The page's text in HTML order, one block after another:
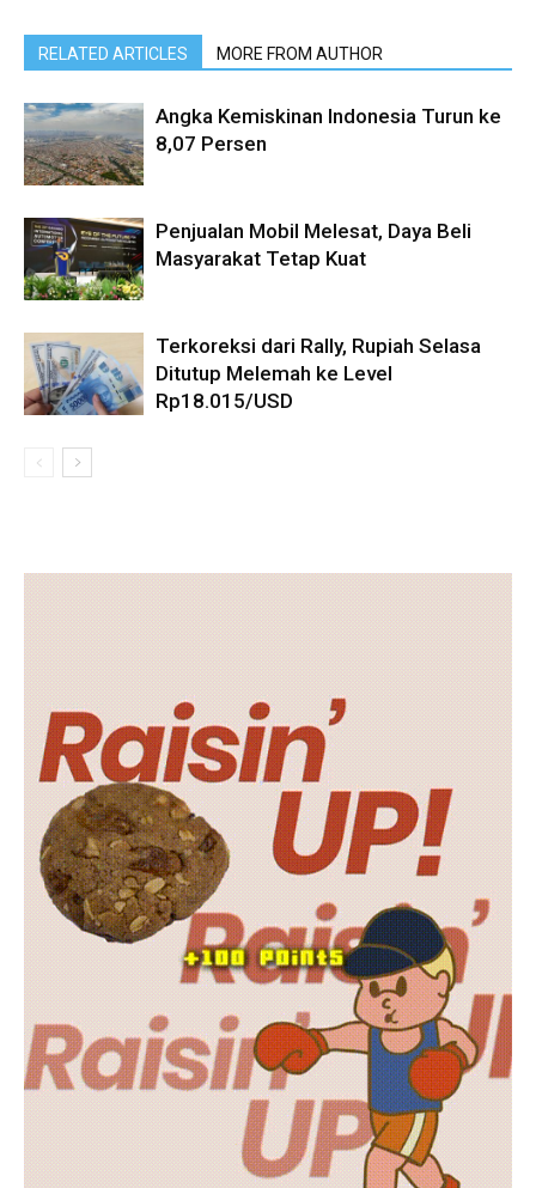
RELATED ARTICLES MORE FROM AUTHOR
Angka Kemiskinan Indonesia Turun ke
8,07 Persen
Penjualan Mobil Melesat, Daya Beli
Masyarakat Tetap Kuat
Terkoreksi dari Rally, Rupiah Selasa
Ditutup Melemah ke Level
Rp18.015/USD